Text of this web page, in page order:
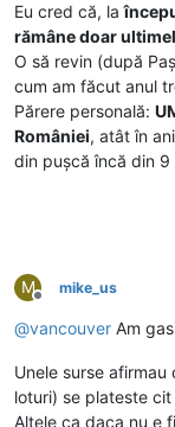
Eu cred că, la
rămâne doar
O să revin (după
cum am făcut anul
Părere personală:
României, atât în
din pușcă încă din 9
M
Deconectat
mike_us
@vancouver Am
Unele surse
loturi) se plateste
Altele ca daca nu e